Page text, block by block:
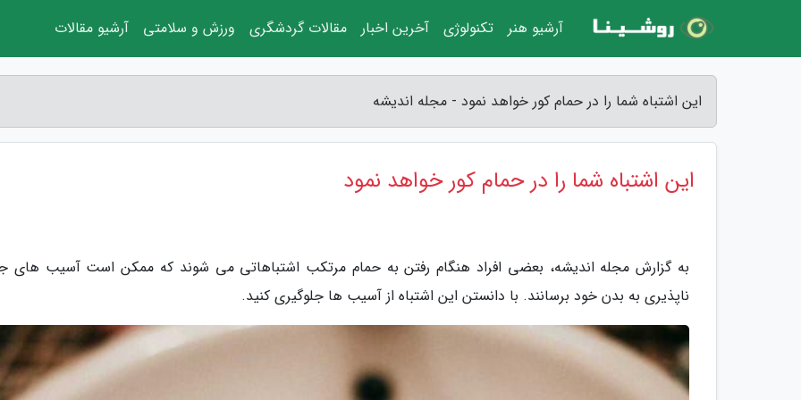
این اشتباه شما را در حمام کور خواهد نمود - مجله اندیشه
این اشتباه شما را در حمام کور خواهد نمود
به گزارش مجله اندیشه، بعضی افراد هنگام رفتن به حمام مرتکب اشتباهاتی می شوند که ممکن است آسیب های
ناپذیری به بدن خود برسانند. با دانستن این اشتباه از آسیب ها جلوگیری کنید.
آرشیو هنر تکنولوژی آخرین اخبار مقالات گردشگری ورزش و سلامتی آرشیو مقالات